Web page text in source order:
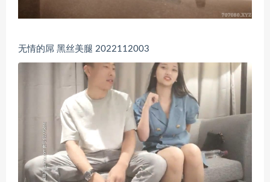
无情的屌 黑丝美腿 2022112003